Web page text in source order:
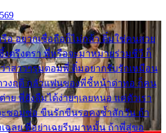
อ อยากเชื่อถือก็ไม่กล้า ติ๋มใช่คนสวย
งตรึงตรา พี่หรือจะมาหมายร่วมชีวี ก็
าสาวๆรุมตอมพี่ ติ๋มอยากรับรักเหมือน
งฤดี กลัวแฟนของพี่ชี้หน้าด่าทอ ก็คน
ย พี่ยังลืมได้ง่ายๆเลยหนอ แค่ตัวเรา
ซอมซ่อ ขืนรักขืนรอคงช้ำสักวัน ถ้า
ฉลย พี่อย่าเฉยรีบมาหมั้น ถ้าพี่สู่ขอ